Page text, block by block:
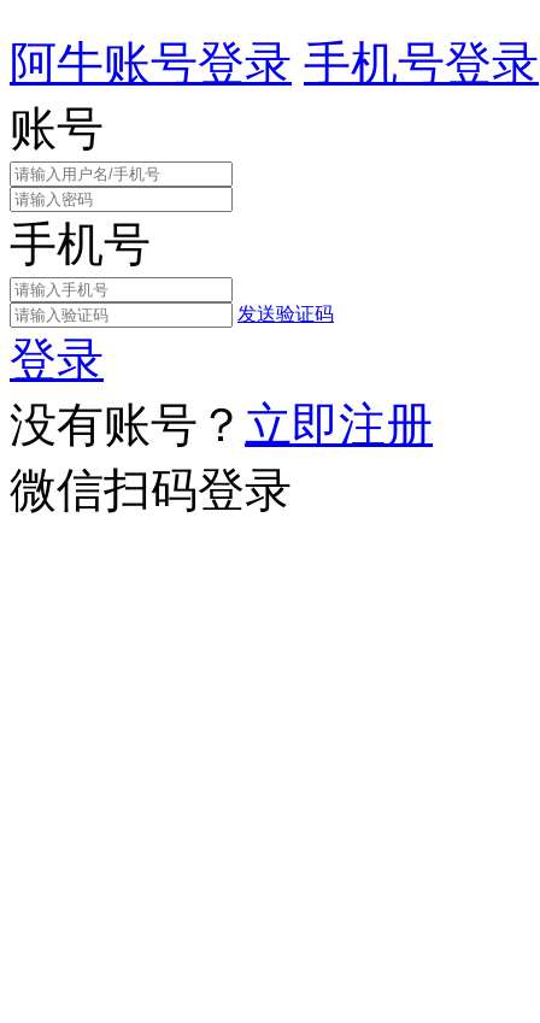
阿牛账号登录 手机号登录
账号
手机号
发送验证码
登录
没有账号？ 立即注册
微信扫码登录